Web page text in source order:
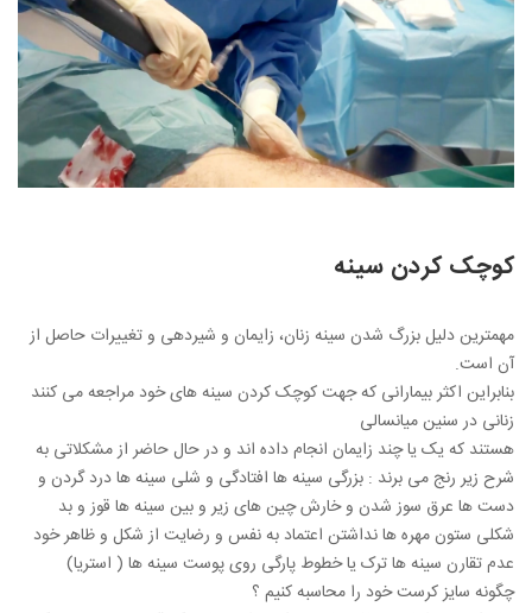
کوچک کردن سینه
مهمترین دلیل بزرگ شدن سینه زنان، زایمان و شیردهی و تغییرات حاصل از
آن است.
بنابراین اکثر بیمارانی که جهت کوچک کردن سینه های خود مراجعه می کنند
زنانی در سنین میانسالی
هستند که یک یا چند زایمان انجام داده اند و در حال حاضر از مشکلاتی به
شرح زیر رنج می برند : بزرگی سینه ها افتادگی و شلی سینه ها درد گردن و
دست ها عرق سوز شدن و خارش چین های زیر و بین سینه ها قوز و بد
شکلی ستون مهره ها نداشتن اعتماد به نفس و رضایت از شکل و ظاهر خود
عدم تقارن سینه ها ترک یا خطوط پارگی روی پوست سینه ها ( استریا)
چگونه سایز کرست خود را محاسبه کنیم ؟